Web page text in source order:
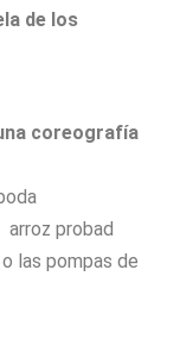
de los
coreografía
arroz probad
las pompas de